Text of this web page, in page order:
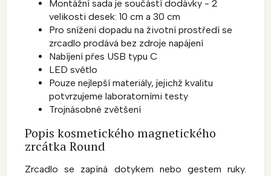
Montážní sada je součástí dodávky - 2
velikosti desek: 10 cm a 30 cm
Pro snížení dopadu na životní prostředí se
zrcadlo prodává bez zdroje napájení
Nabíjení přes USB typu C
LED světlo
Pouze nejlepší materiály, jejichž kvalitu
potvrzujeme laboratorními testy
Trojnásobné zvětšení
Popis kosmetického magnetického
zrcátka Round
Zrcadlo se zapíná dotykem nebo gestem ruky.